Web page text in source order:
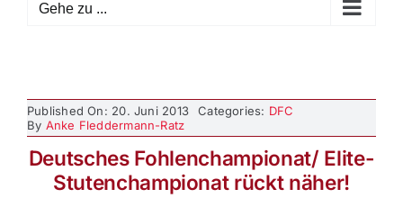
Gehe zu ...
Published On: 20. Juni 2013 Categories: DFC
By Anke Fleddermann-Ratz
Deutsches Fohlenchampionat/ Elite-
Stutenchampionat rückt näher!